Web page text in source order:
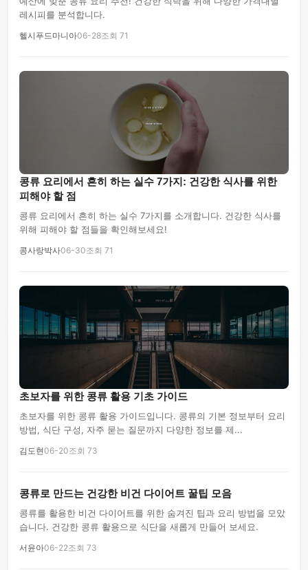
레시피를 분석합니다.
헬시푸드마니아06-28조회 71
콩류 요리에서 흔히 하는 실수 7가지: 건강한 식사를 위한
피해야 할 점
콩류 요리에서 흔히 하는 실수 7가지를 소개합니다. 건강한 식사를
위해 피해야 할 점들을 확인해보세요!
콩사랑박사06-30조회 71
초보자를 위한 콩류 활용 기초 가이드
초보자를 위한 콩류 활용 가이드입니다. 콩류의 기본 정보부터 요리
방법, 식단 구성, 자주 묻는 질문까지 다양한 정보를 제...
김도현06-20조회 73
콩류로 만드는 건강한 비건 다이어트 꿀팁 모음
콩류를 활용한 비건 다이어트를 위한 숨겨진 팁과 요리 방법을 모았
습니다. 건강한 콩류 활용으로 식단을 새롭게 만들어 보세요.
서윤아06-22조회 73